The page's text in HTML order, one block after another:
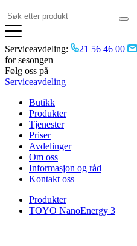
Serviceavdeling: 21 56 46 00
for sesongen
Følg oss på
Serviceavdeling
Butikk
Produkter
Tjenester
Priser
Avdelinger
Om oss
Informasjon og råd
Kontakt oss
Produkter
TOYO NanoEnergy 3